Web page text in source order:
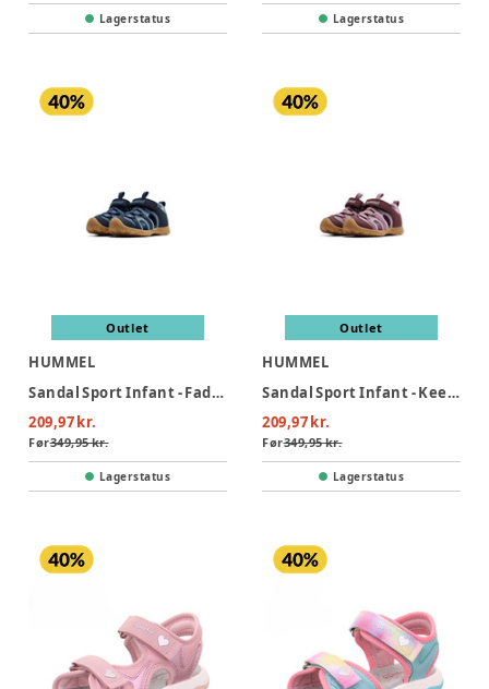
Lagerstatus Lagerstatus
Outlet
HUMMEL
Sandal Sport Infant - Faded denim
209,97 kr.
Før349,95 kr.
Lagerstatus
Outlet
HUMMEL
Sandal Sport Infant - Keepsake lilac
209,97 kr.
Før349,95 kr.
Lagerstatus